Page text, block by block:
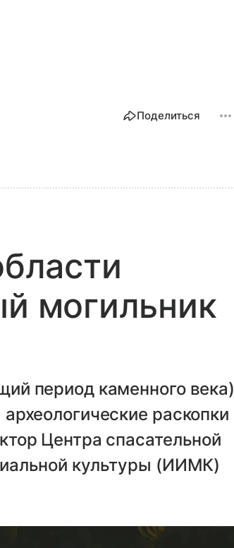
Поделиться
могильник
период каменного века)
раскопки
Центра спасательной
культуры (ИИМК)